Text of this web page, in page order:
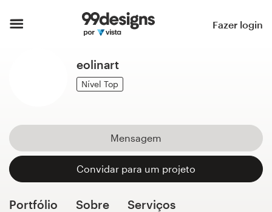
Fazer login
eolinart
Nível Top
Mensagem
Convidar para um projeto
Portfólio Sobre Serviços
Página inicial
Como funciona
99designs Pro